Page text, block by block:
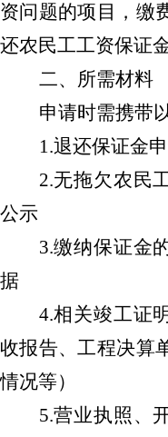
资问题的项目，缴
还农民工工资保证金
二、所需材料
申请时需携带
1.退还保证金
2.无拖欠农民
公示
3.缴纳保证金
据
4.相关竣工证
收报告、工程决算
情况等）
5.营业执照、